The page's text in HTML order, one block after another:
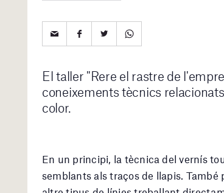
El taller "Rere el rastre de
coneixements tècnics
color.
En un principi, la tècnica del vernís
semblants als traços de llapis.